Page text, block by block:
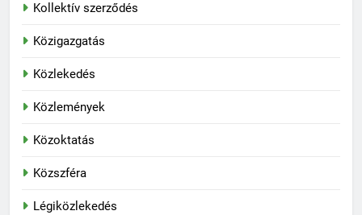
Kollektív szerződés
Közigazgatás
Közlekedés
Közlemények
Közoktatás
Közszféra
Légiközlekedés